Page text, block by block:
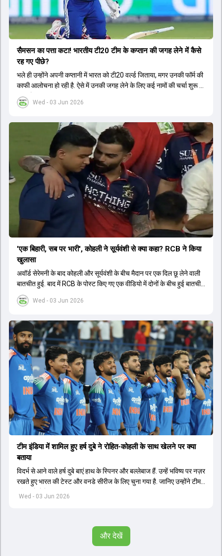
Wed - 03 Jun 2026
सैमसन का पत्ता कटा! भारतीय टी20 टीम के कप्तान की जगह लेने में कैसे
रह गए पीछे?
भले ही उन्होंने अपनी कप्तानी में भारत को टी20 वर्ल्ड जिताया, मगर उनकी फॉर्म की
काफी आलोचना हो रही है. ऐसे में उनकी जगह लेने के लिए कई नामों की चर्चा शुरू हो
चुकी है.
Wed - 03 Jun 2026
'एक बिहारी, सब पर भारी', कोहली ने सूर्यवंशी से क्या कहा? RCB ने किया
खुलासा
अवॉर्ड सेरेमनी के बाद कोहली और सूर्यवंशी के बीच मैदान पर एक दिल छू लेने वाली
बातचीत हुई. बाद में RCB के पोस्ट किए गए एक वीडियो में दोनों के बीच हुई बातचीत
का खुलासा हुआ.
Wed - 03 Jun 2026
टीम इंडिया में शामिल हुए हर्ष दुबे ने रोहित-कोहली के साथ खेलने पर क्या
बताया
विदर्भ से आने वाले हर्ष दुबे बाएं हाथ के स्पिनर और बल्लेबाज हैं. उन्हें भविष्य पर नज़र
रखते हुए भारत की टेस्ट और वनडे सीरीज के लिए चुना गया है. जानिए उन्होंने टीम
इंडिया में सेलेक्शन पर क्या कहा.
और देखें